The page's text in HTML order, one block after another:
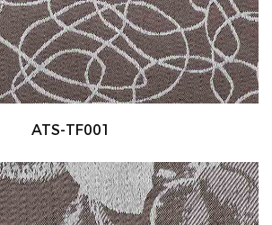
ATS-TF001